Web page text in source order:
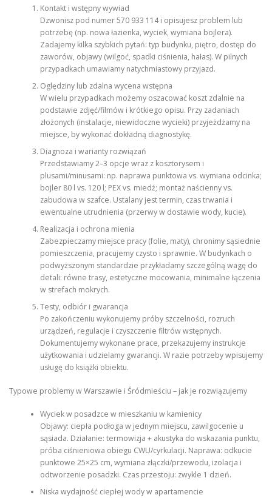
Kontakt i wstępny wywiad
Dzwonisz pod numer 570 933 114 i opisujesz problem lub
potrzebę (np. nowa łazienka, wyciek, wymiana bojlera).
Zadajemy kilka szybkich pytań: typ budynku, piętro, dostęp do
zaworów, objawy (wilgoć, spadki ciśnienia, hałas). W pilnych
przypadkach umawiamy natychmiastowy przyjazd.
Oględziny lub zdalna wycena wstępna
W wielu przypadkach możemy oszacować koszt zdalnie na
podstawie zdjęć/filmów i krótkiego opisu. Przy zadaniach
złożonych (instalacje, niewidoczne wycieki) przyjeżdżamy na
miejsce, by wykonać dokładną diagnostykę.
Diagnoza i warianty rozwiązań
Przedstawiamy 2–3 opcje wraz z kosztorysem i
plusami/minusami: np. naprawa punktowa vs. wymiana odcinka;
bojler 80 l vs. 120 l; PEX vs. miedź; montaż naścienny vs.
zabudowa w szafce. Ustalany jest termin, czas trwania i
ewentualne utrudnienia (przerwy w dostawie wody, kucie).
Realizacja i ochrona mienia
Zabezpieczamy miejsce pracy (folie, maty), chronimy sąsiednie
pomieszczenia, pracujemy czysto i sprawnie. W budynkach o
podwyższonym standardzie przykładamy szczególną wagę do
detali: równe trasy, estetyczne mocowania, minimalne łączenia
w strefach mokrych.
Testy, odbiór i gwarancja
Po zakończeniu wykonujemy próby szczelności, rozruch
urządzeń, regulacje i czyszczenie filtrów wstępnych.
Dokumentujemy wykonane prace, przekazujemy instrukcje
użytkowania i udzielamy gwarancji. W razie potrzeby wpisujemy
usługę do książki obiektu.
Typowe problemy w Warszawie i Śródmieściu – jak je rozwiązujemy
Wyciek w posadzce w mieszkaniu w kamienicy
Objawy: ciepła podłoga w jednym miejscu, zawilgocenie u
sąsiada. Działanie: termowizja + akustyka do wskazania punktu,
próba ciśnieniowa obiegu CWU/cyrkulacji. Naprawa: odkucie
punktowe 25×25 cm, wymiana złączki/przewodu, izolacja i
odtworzenie posadzki. Czas przestoju: zwykle 1 dzień.
Niska wydajność ciepłej wody w apartamencie